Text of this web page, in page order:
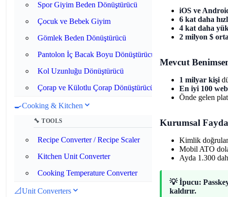
Spor Giyim Beden Dönüştürücü
Çocuk ve Bebek Giyim
Gömlek Beden Dönüştürücü
Pantolon İç Bacak Boyu Dönüştürücü
Kol Uzunluğu Dönüştürücü
Çorap ve Külotlu Çorap Dönüştürücü
🍳Cooking & Kitchen
🔧 TOOLS
Recipe Converter / Recipe Scaler
Kitchen Unit Converter
Cooking Temperature Converter
📐Unit Converters
iOS ve
6 kat daha
4 kat daha
2 milyon $
Mevcut
1 milyar kişi
En iyi 100
Önde gelen
Kurumsal
Kimlik
Mobil ATO
Ayda 1.300
💡 İpucu:
kaldırır.